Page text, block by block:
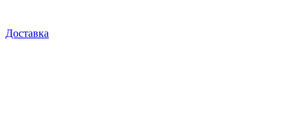
Доставка